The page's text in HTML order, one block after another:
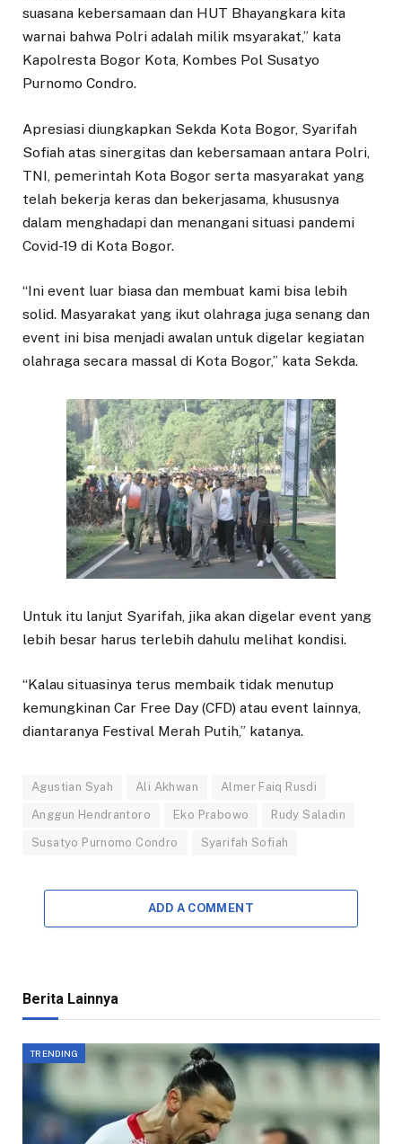
suasana kebersamaan dan HUT Bhayangkara kita
warnai bahwa Polri adalah milik msyarakat,” kata
Kapolresta Bogor Kota, Kombes Pol Susatyo
Purnomo Condro.
Apresiasi diungkapkan Sekda Kota Bogor, Syarifah
Sofiah atas sinergitas dan kebersamaan antara Polri,
TNI, pemerintah Kota Bogor serta masyarakat yang
telah bekerja keras dan bekerjasama, khususnya
dalam menghadapi dan menangani situasi pandemi
Covid-19 di Kota Bogor.
“Ini event luar biasa dan membuat kami bisa lebih
solid. Masyarakat yang ikut olahraga juga senang dan
event ini bisa menjadi awalan untuk digelar kegiatan
olahraga secara massal di Kota Bogor,” kata Sekda.
Untuk itu lanjut Syarifah, jika akan digelar event yang
lebih besar harus terlebih dahulu melihat kondisi.
“Kalau situasinya terus membaik tidak menutup
kemungkinan Car Free Day (CFD) atau event lainnya,
diantaranya Festival Merah Putih,” katanya.
Agustian Syah Ali Akhwan Almer Faiq Rusdi
Anggun Hendrantoro Eko Prabowo Rudy Saladin
Susatyo Purnomo Condro Syarifah Sofiah
ADD A COMMENT
Berita Lainnya
TRENDING